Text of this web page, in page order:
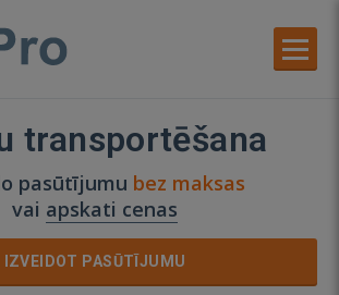
transportēšana
pasūtījumu bez maksas
vai apskati cenas
IZVEIDOT PASŪTĪJUMU